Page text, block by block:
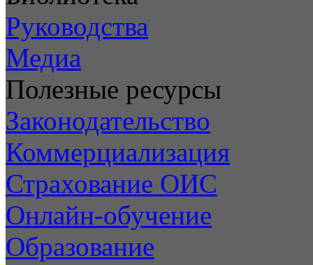
Руководства
Медиа
Полезные ресурсы
Законодательство
Коммерциализация
Страхование ОИС
Онлайн-обучение
Образование